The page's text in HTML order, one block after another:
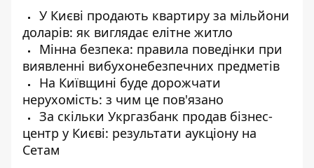
У Києві продають квартиру за мільйони
доларів: як виглядає елітне житло
Мінна безпека: правила поведінки при
виявленні вибухонебезпечних предметів
На Київщині буде дорожчати
нерухомість: з чим це пов'язано
За скільки Укргазбанк продав бізнес-
центр у Києві: результати аукціону на
Сетам